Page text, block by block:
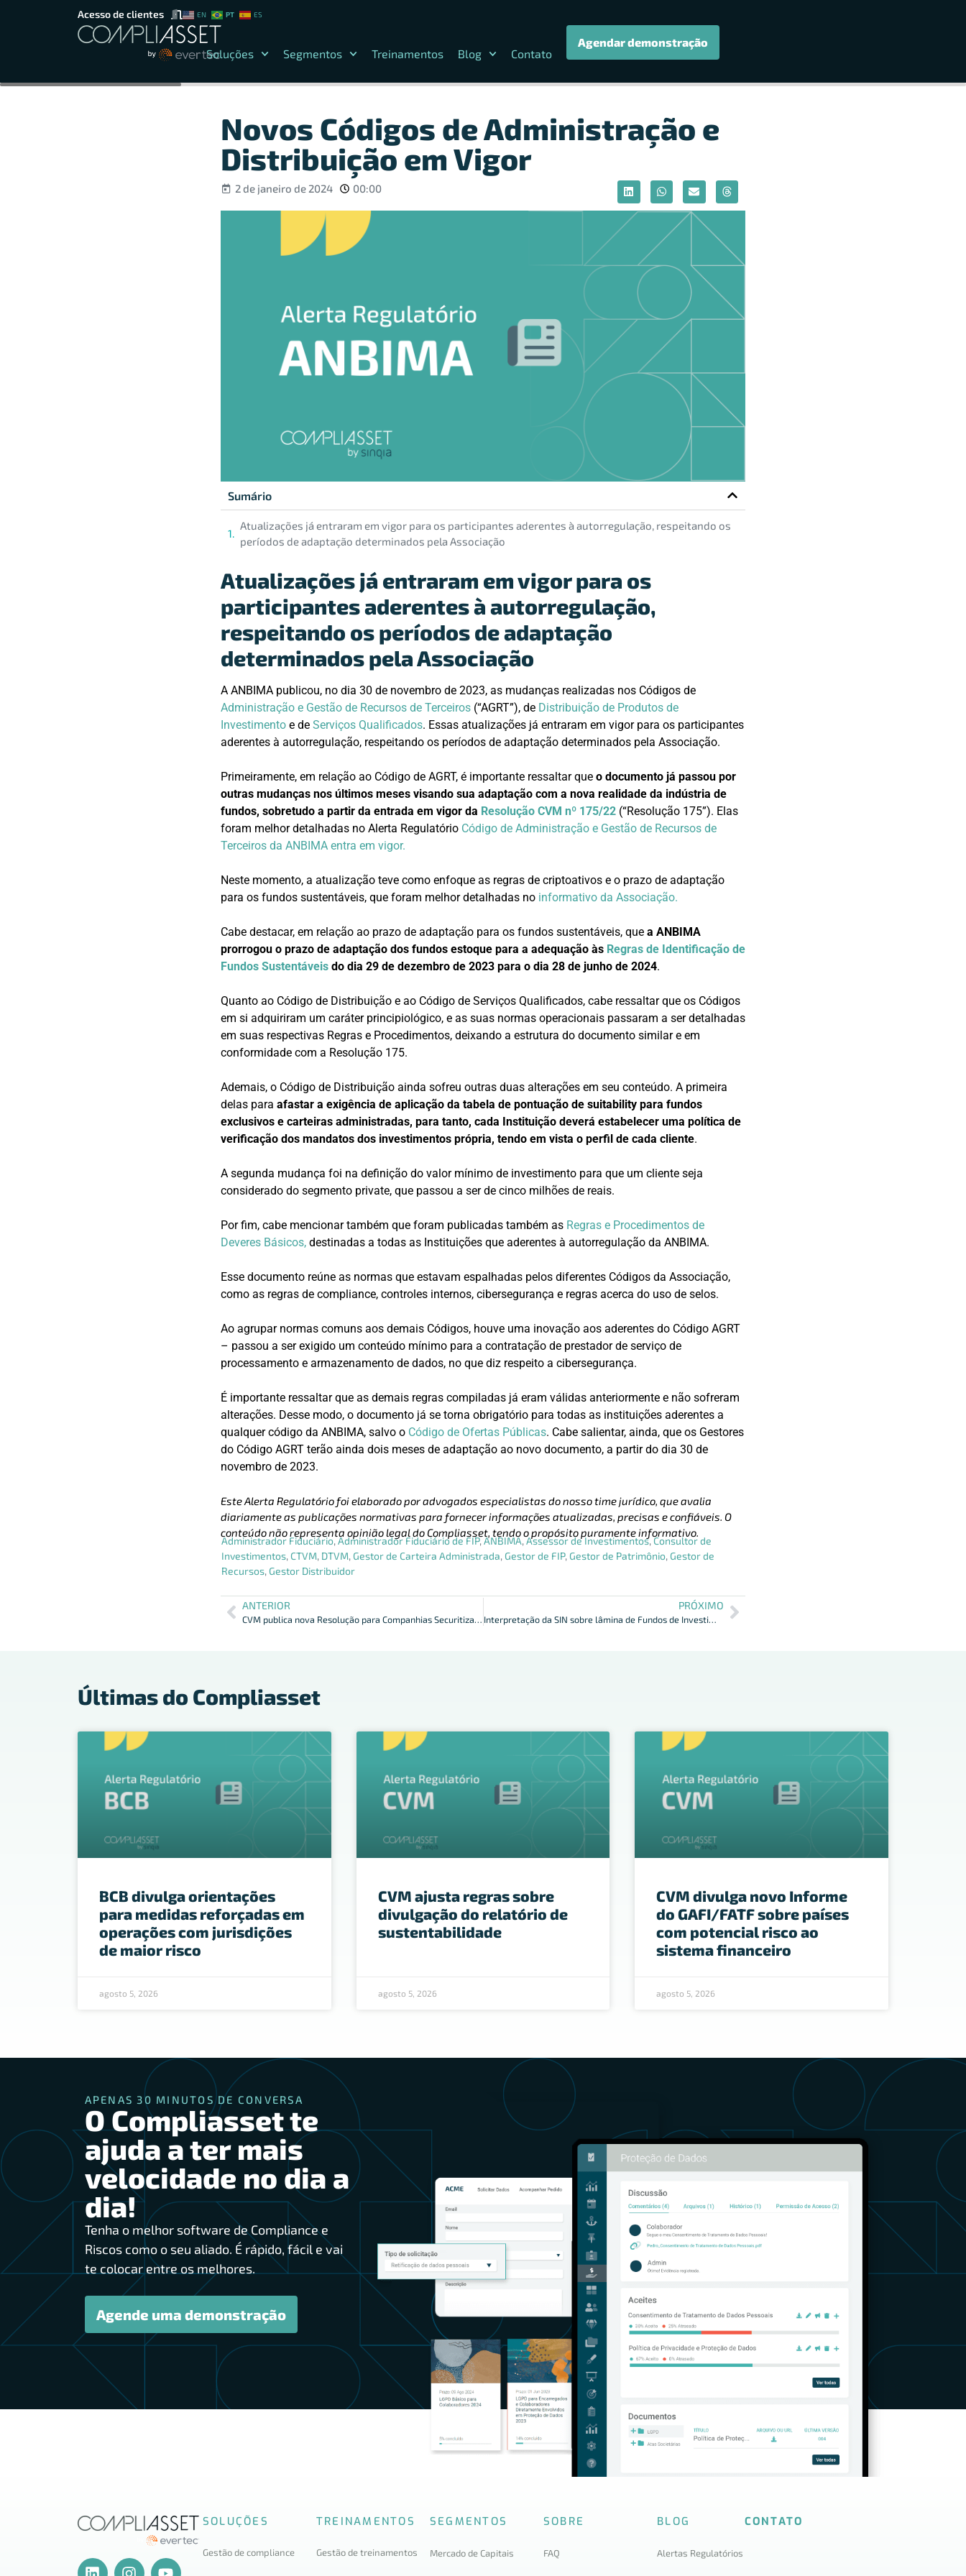
Acesso de clientes EN PT ES
Soluções Segmentos Treinamentos Blog Contato
Agendar demonstração
Novos Códigos de Administração e
Distribuição em Vigor
2 de janeiro de 2024 00:00
Sumário
Atualizações já entraram em vigor para os participantes aderentes à autorregulação, respeitando os
períodos de adaptação determinados pela Associação
Atualizações já entraram em vigor para os
participantes aderentes à autorregulação,
respeitando os períodos de adaptação
determinados pela Associação
A ANBIMA publicou, no dia 30 de novembro de 2023, as mudanças realizadas nos Códigos de
Administração e Gestão de Recursos de Terceiros (“AGRT”), de Distribuição de Produtos de
Investimento e de Serviços Qualificados. Essas atualizações já entraram em vigor para os participantes
aderentes à autorregulação, respeitando os períodos de adaptação determinados pela Associação.
Primeiramente, em relação ao Código de AGRT, é importante ressaltar que o documento já passou por
outras mudanças nos últimos meses visando sua adaptação com a nova realidade da indústria de
fundos, sobretudo a partir da entrada em vigor da Resolução CVM nº 175/22 (“Resolução 175”). Elas
foram melhor detalhadas no Alerta Regulatório Código de Administração e Gestão de Recursos de
Terceiros da ANBIMA entra em vigor.
Neste momento, a atualização teve como enfoque as regras de criptoativos e o prazo de adaptação
para os fundos sustentáveis, que foram melhor detalhadas no informativo da Associação.
Cabe destacar, em relação ao prazo de adaptação para os fundos sustentáveis, que a ANBIMA
prorrogou o prazo de adaptação dos fundos estoque para a adequação às Regras de Identificação de
Fundos Sustentáveis do dia 29 de dezembro de 2023 para o dia 28 de junho de 2024.
Quanto ao Código de Distribuição e ao Código de Serviços Qualificados, cabe ressaltar que os Códigos
em si adquiriram um caráter principiológico, e as suas normas operacionais passaram a ser detalhadas
em suas respectivas Regras e Procedimentos, deixando a estrutura do documento similar e em
conformidade com a Resolução 175.
Ademais, o Código de Distribuição ainda sofreu outras duas alterações em seu conteúdo. A primeira
delas para afastar a exigência de aplicação da tabela de pontuação de suitability para fundos
exclusivos e carteiras administradas, para tanto, cada Instituição deverá estabelecer uma política de
verificação dos mandatos dos investimentos própria, tendo em vista o perfil de cada cliente.
A segunda mudança foi na definição do valor mínimo de investimento para que um cliente seja
considerado do segmento private, que passou a ser de cinco milhões de reais.
Por fim, cabe mencionar também que foram publicadas também as Regras e Procedimentos de
Deveres Básicos, destinadas a todas as Instituições que aderentes à autorregulação da ANBIMA.
Esse documento reúne as normas que estavam espalhadas pelos diferentes Códigos da Associação,
como as regras de compliance, controles internos, cibersegurança e regras acerca do uso de selos.
Ao agrupar normas comuns aos demais Códigos, houve uma inovação aos aderentes do Código AGRT
– passou a ser exigido um conteúdo mínimo para a contratação de prestador de serviço de
processamento e armazenamento de dados, no que diz respeito a cibersegurança.
É importante ressaltar que as demais regras compiladas já eram válidas anteriormente e não sofreram
alterações. Desse modo, o documento já se torna obrigatório para todas as instituições aderentes a
qualquer código da ANBIMA, salvo o Código de Ofertas Públicas. Cabe salientar, ainda, que os Gestores
do Código AGRT terão ainda dois meses de adaptação ao novo documento, a partir do dia 30 de
novembro de 2023.
Este Alerta Regulatório foi elaborado por advogados especialistas do nosso time jurídico, que avalia
diariamente as publicações normativas para fornecer informações atualizadas, precisas e confiáveis. O
conteúdo não representa opinião legal do Compliasset, tendo o propósito puramente informativo.
Administrador Fiduciário,Administrador Fiduciário de FIP,ANBIMA,Assessor de Investimentos,Consultor de
Investimentos, CTVM, DTVM, Gestor de Carteira Administrada, Gestor de FIP, Gestor de Patrimônio, Gestor de
Recursos, Gestor Distribuidor
ANTERIOR
CVM publica nova Resolução para Companhias Securitizadoras
PRÓXIMO
Interpretação da SIN sobre lâmina de Fundos de Investimento
Últimas do Compliasset
BCB divulga orientações
para medidas reforçadas em
operações com jurisdições
de maior risco
agosto 5, 2026
CVM ajusta regras sobre
divulgação do relatório de
sustentabilidade
agosto 5, 2026
CVM divulga novo Informe
do GAFI/FATF sobre países
com potencial risco ao
sistema financeiro
agosto 5, 2026
APENAS 30 MINUTOS DE CONVERSA
O Compliasset te
ajuda a ter mais
velocidade no dia a
dia!
Tenha o melhor software de Compliance e
Riscos como o seu aliado. É rápido, fácil e vai
te colocar entre os melhores.
Agende uma demonstração
SOLUÇÕES
Gestão de compliance
TREINAMENTOS
Gestão de treinamentos
SEGMENTOS
Mercado de Capitais
SOBRE
FAQ
BLOG
Alertas Regulatórios
CONTATO